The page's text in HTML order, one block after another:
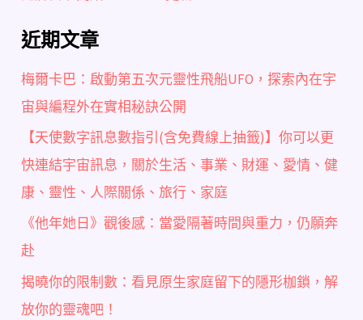
近期文章
梅爾卡巴：啟動第五次元靈性飛船UFO，探索內在宇
宙與編程外在實相秘訣公開
【天使數字訊息數指引(含免費線上抽籤)】你可以更
快連結宇宙訊息，關於生活、事業、財運、愛情、健
康、靈性、人際關係、旅行、家庭
《他年她日》觀後感：當愛隔著時間與重力，仍願奔
赴
揭曉你的限制數：看見原生家庭留下的隱形枷鎖，解
放你的靈魂吧！